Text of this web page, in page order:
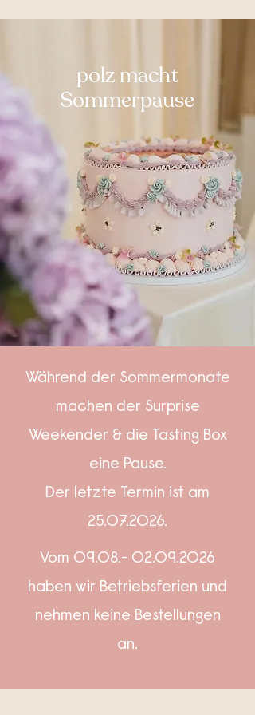
polz macht
Sommerpause
Während der Sommermonate
machen der Surprise
Weekender & die Tasting Box
eine Pause.
Der letzte Termin ist am
25.07.2026.
Vom 09.08.- 02.09.2026
haben wir Betriebsferien und
nehmen keine Bestellungen
an.